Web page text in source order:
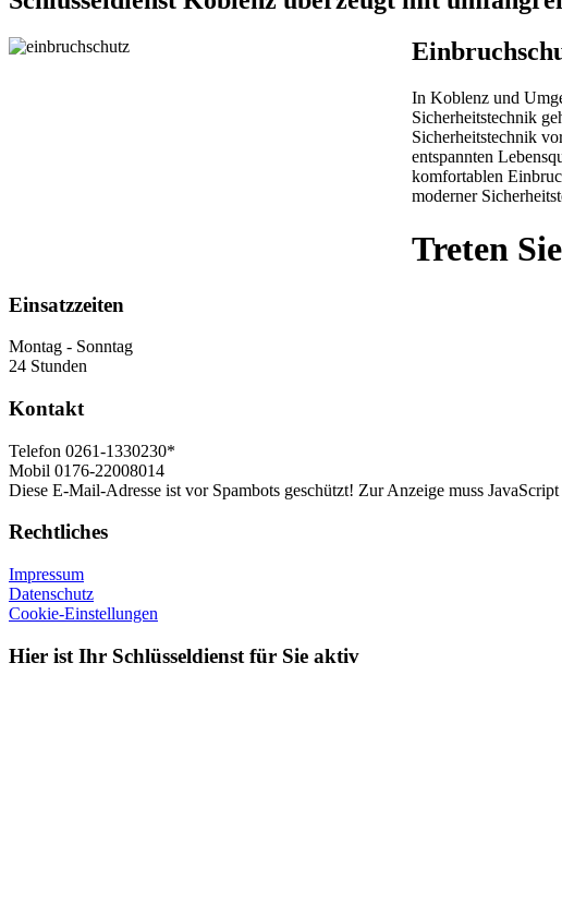
In Koblenz und
Sicherheitstechnik
Sicherheitstechnik
entspannten
komfortablen
moderner
Treten
Einsatzzeiten
Montag - Sonntag
24 Stunden
Kontakt
Telefon 0261-1330230*
Mobil 0176-22008014
Diese E-Mail-Adresse ist vor Spambots geschützt! Zur Anzeige muss JavaScript
Rechtliches
Impressum
Datenschutz
Cookie-Einstellungen
Hier ist Ihr Schlüsseldienst für Sie aktiv